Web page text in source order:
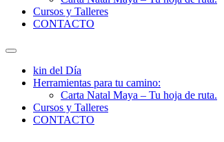
Cursos y Talleres
CONTACTO
kin del Día
Herramientas para tu camino:
Carta Natal Maya – Tu hoja de ruta.
Cursos y Talleres
CONTACTO